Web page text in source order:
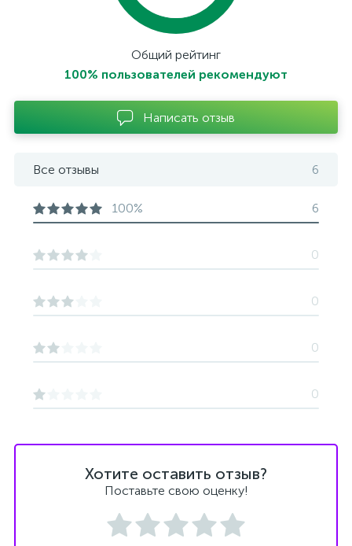
Хотите оставить отзыв?
Поставьте свою оценку!
Общий рейтинг
100% пользователей рекомендуют
Написать отзыв
Все отзывы 6
100% 6
0
0
0
0